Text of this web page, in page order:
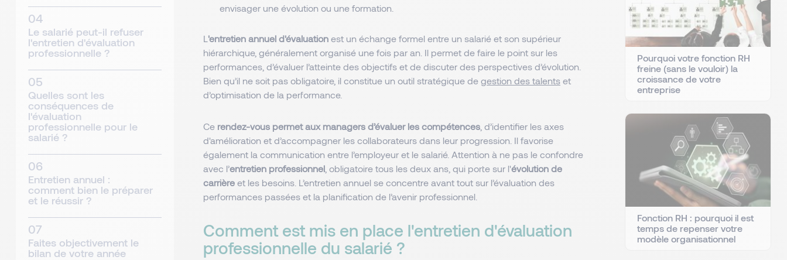
envisager une évolution ou une formation.
L'entretien annuel d'évaluation est un échange formel entre un salarié et son supérieur
hiérarchique, généralement organisé une fois par an. Il permet de faire le point sur les
performances, d’évaluer l’atteinte des objectifs et de discuter des perspectives d’évolution.
Bien qu’il ne soit pas obligatoire, il constitue un outil stratégique de gestion des talents et
d’optimisation de la performance.
Ce rendez-vous permet aux managers d’évaluer les compétences , d’identifier les axes
d'amélioration et d’accompagner les collaborateurs dans leur progression. Il favorise
également la communication entre l’employeur et le salarié. Attention à ne pas le confondre
avec l’entretien professionnel , obligatoire tous les deux ans, qui porte sur l'évolution de
carrière et les besoins. L’entretien annuel se concentre avant tout sur l’évaluation des
performances passées et la planification de l’avenir professionnel.
Comment est mis en place l'entretien d'évaluation
professionnelle du salarié ?
Le salarié peut-il refuser
l'entretien d'évaluation
professionnelle ?
Quelles sont les
conséquences de
l'évaluation
professionnelle pour le
salarié ?
Entretien annuel :
comment bien le préparer
et le réussir ?
Faites objectivement le
bilan de votre année
Pourquoi votre fonction RH
freine (sans le vouloir) la
croissance de votre
entreprise
Fonction RH : pourquoi il est
temps de repenser votre
modèle organisationnel